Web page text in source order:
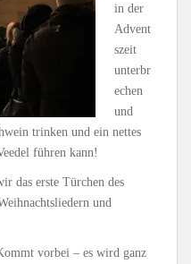
in der
Advent
szeit
unterbr
echen
und
trinken und ein nettes
führen kann!
das erste Türchen des
und
vorbei – es wird ganz